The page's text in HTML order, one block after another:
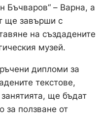
Бъчваров“ – Варна, а
ще завърши с
на създадените
музей.
дипломи за
текстове,
ще бъдат
за ползване от